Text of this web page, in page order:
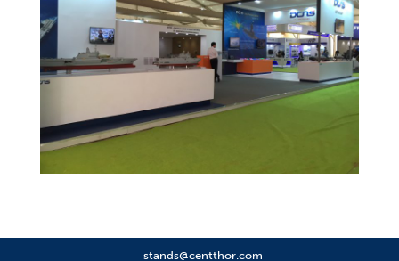
stands@centthor.com